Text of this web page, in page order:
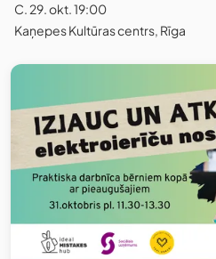
C. 29. okt. 19:00
Kaņepes Kultūras centrs, Rīga